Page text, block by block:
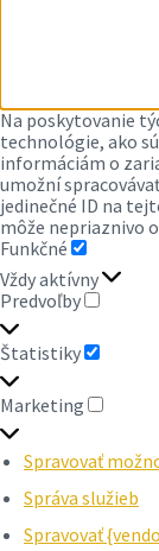
Na poskytovanie
technológie, ako
informáciám o
umožní
jedinečné ID na
môže nepriaznivo
Funkčné
FUNKČNÉ
Vždy aktívny
Predvoľby
PREDVOĽBY
Štatistiky
ŠTATISTIKY
Marketing
MARKETING
Spravovať
Správa služieb
Spravovať